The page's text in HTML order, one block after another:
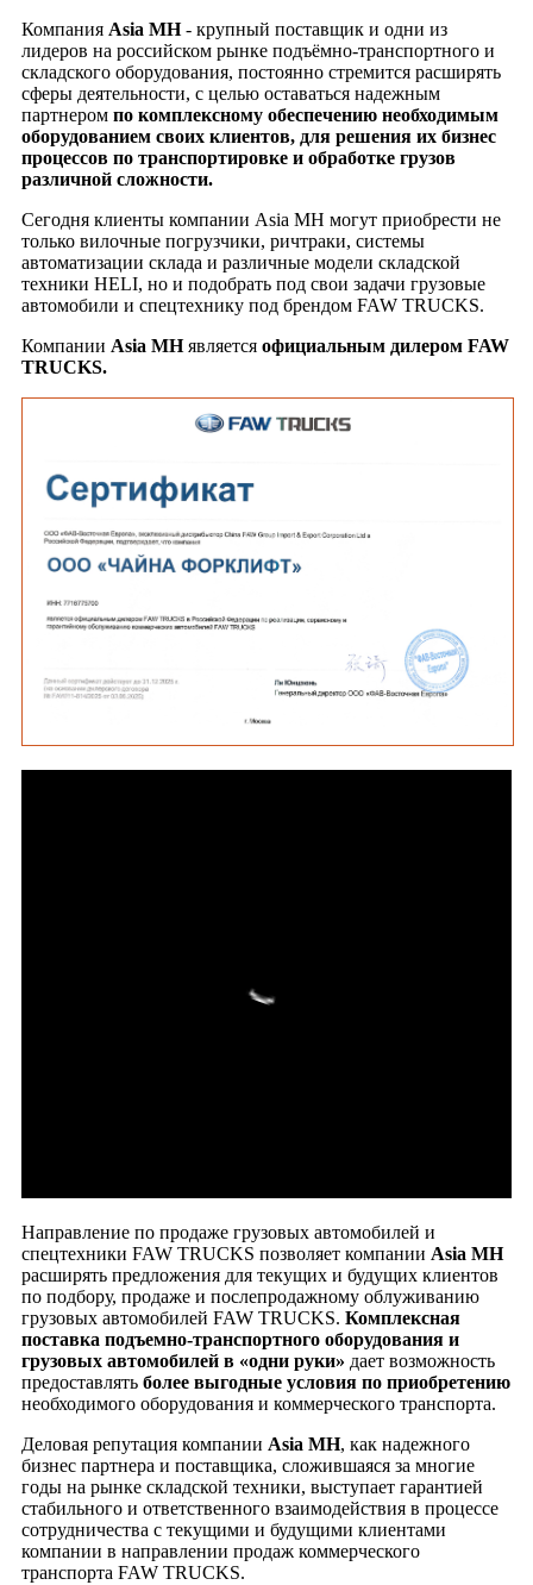
Компания Asia MH- крупный поставщик и одни из
лидеров на российском рынке подъёмно-транспортного и
складского оборудования, постоянно стремится расширять
сферы деятельности, с целью оставаться надежным
партнером по комплексному обеспечению необходимым
оборудованием своих клиентов, для решения их бизнес
процессов по транспортировке и обработке грузов
различной сложности.
Сегодня клиенты компании Asia MH могут приобрести не
только вилочные погрузчики, ричтраки, системы
автоматизации склада и различные модели складской
техники HELI, но и подобрать под свои задачи грузовые
автомобили и спецтехнику под брендом FAW TRUCKS.
Компании Asia MHявляется официальным дилером FAW
TRUCKS.
Направление по продаже грузовых автомобилей и
спецтехники FAW TRUCKS позволяет компании Asia MH
расширять предложения для текущих и будущих клиентов
по подбору, продаже и послепродажному облуживанию
грузовых автомобилей FAW TRUCKS. Комплексная
поставка подъемно-транспортного оборудования и
грузовых автомобилей в «одни руки» дает возможность
предоставлять более выгодные условия по приобретению
необходимого оборудования и коммерческого транспорта.
Деловая репутация компании Asia MH, как надежного
бизнес партнера и поставщика, сложившаяся за многие
годы на рынке складской техники, выступает гарантией
стабильного и ответственного взаимодействия в процессе
сотрудничества с текущими и будущими клиентами
компании в направлении продаж коммерческого
транспорта FAW TRUCKS.